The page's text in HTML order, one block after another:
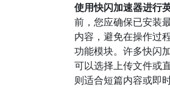
使用快闪加速器进行
前，您应确保已安装
内容，避免在操作过
功能模块。许多快闪
可以选择上传文件或
则适合短篇内容或即